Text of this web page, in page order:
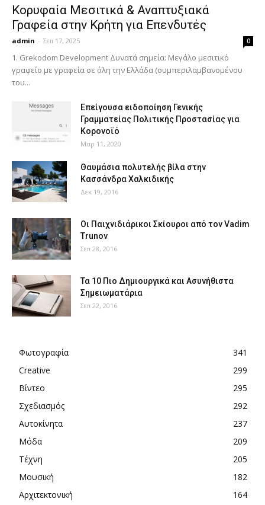
Κορυφαία Μεσιτικά & Αναπτυξιακά
Γραφεία στην Κρήτη για Επενδυτές
admin - Σεπ 17, 2025 0
1. Grekodom Development Δυνατά σημεία: Μεγάλο μεσιτικό
γραφείο με γραφεία σε όλη την Ελλάδα (συμπεριλαμβανομένου
του...
Επείγουσα ειδοποίηση Γενικής
Γραμματείας Πολιτικής Προστασίας για
Κορονοϊό
Μαρ 11, 2020
Θαυμάσια πολυτελής βίλα στην
Κασσάνδρα Χαλκιδικής
Δεκ 19, 2016
Οι Παιχνιδιάρικοι Σκίουροι από τον Vadim
Trunov
Σεπ 28, 2016
Τα 10 Πιο Δημιουργικά και Ασυνήθιστα
Σημειωματάρια
Σεπ 22, 2016
Φωτογραφία
341
Creative
299
Βίντεο
295
Σχεδιασμός
292
Αυτοκίνητα
237
Μόδα
209
Τέχνη
205
Μουσική
182
Αρχιτεκτονική
164